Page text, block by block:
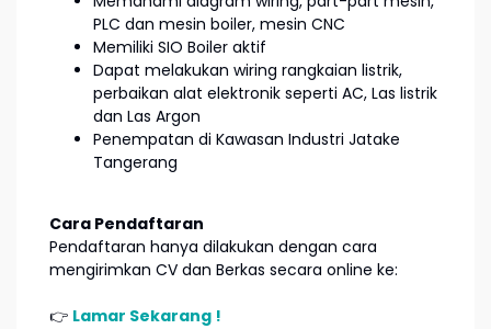
PLC dan mesin boiler, mesin CNC
Memiliki SIO Boiler aktif
Dapat melakukan wiring rangkaian listrik,
perbaikan alat elektronik seperti AC, Las listrik
dan Las Argon
Penempatan di Kawasan Industri Jatake
Tangerang
Cara Pendaftaran
Pendaftaran hanya dilakukan dengan cara
mengirimkan CV dan Berkas secara online ke:
👉 Lamar Sekarang !